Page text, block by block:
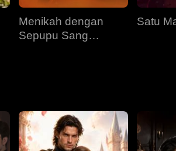
EP 40
Menikah dengan
Sepupu Sang
Satu